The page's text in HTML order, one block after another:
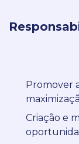
Promover
Criação e